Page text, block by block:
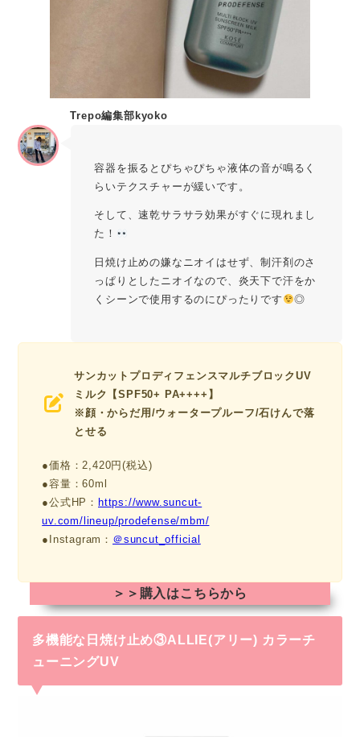
Trepo編集部kyoko
容器を振るとぴちゃぴちゃ液体の音が鳴るく
らいテクスチャーが緩いです。
そして、速乾サラサラ効果がすぐに現れまし
た！
日焼け止めの嫌なニオイはせず、制汗剤のさ
っぱりとしたニオイなので、炎天下で汗をか
くシーンで使用するのにぴったりです
◎
サンカットプロディフェンスマルチブロックUV
ミルク【SPF50+ PA++++】
※顔・からだ用/ウォータープルーフ/石けんで落
とせる
●価格：2,420円(税込)
●容量：60ml
●公式HP： https://www.suncut-
uv.com/lineup/prodefense/mbm/
●Instagram： ＠suncut_official
＞＞購入はこちらから
多機能な日焼け止め③ALLIE(アリー) カラーチ
ューニングUV